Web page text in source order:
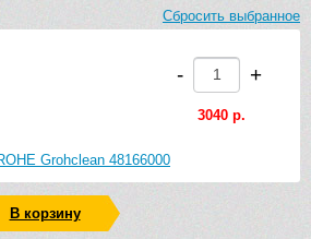
Сбросить выбранное
Grohclean 48166000
- +
3040 р.
В корзину